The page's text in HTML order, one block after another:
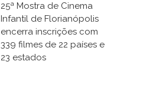
25ª Mostra de Cinema
Infantil de Florianópolis
encerra inscrições com
339 filmes de 22 países e
23 estados